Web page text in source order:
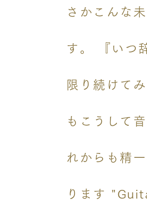
さかこんな
す。 『いつ
限り続けて
もこうして
れからも精
ります